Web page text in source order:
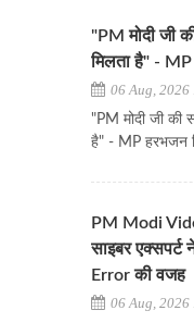
"PM मोदी जी
मिलता है" -
06 Aug, 2026
"PM मोदी जी की
है" - MP हरभजन
PM Modi
साइबर एक्सपर्ट
Error की वजह
06 Aug, 2026